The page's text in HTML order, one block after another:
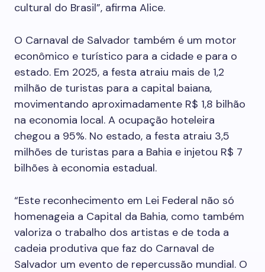
cultural do Brasil”, afirma Alice.
O Carnaval de Salvador também é um motor
econômico e turístico para a cidade e para o
estado. Em 2025, a festa atraiu mais de 1,2
milhão de turistas para a capital baiana,
movimentando aproximadamente R$ 1,8 bilhão
na economia local. A ocupação hoteleira
chegou a 95%. No estado, a festa atraiu 3,5
milhões de turistas para a Bahia e injetou R$ 7
bilhões à economia estadual.
“Este reconhecimento em Lei Federal não só
homenageia a Capital da Bahia, como também
valoriza o trabalho dos artistas e de toda a
cadeia produtiva que faz do Carnaval de
Salvador um evento de repercussão mundial. O